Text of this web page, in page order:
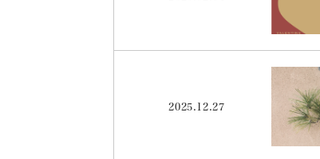
2025.12.27